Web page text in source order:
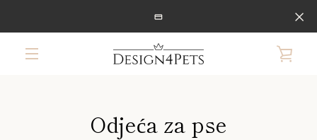
Odjeća za pse